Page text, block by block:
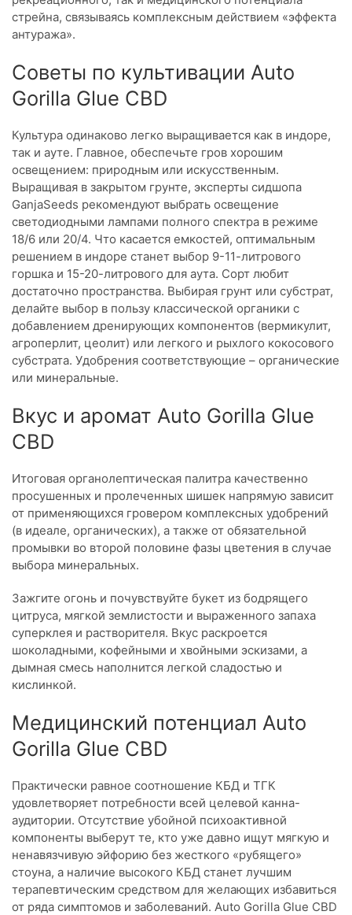
стрейна, связываясь комплексным действием «эффекта
антуража».
Советы по культивации Auto
Gorilla Glue CBD
Культура одинаково легко выращивается как в индоре,
так и ауте. Главное, обеспечьте гров хорошим
освещением: природным или искусственным.
Выращивая в закрытом грунте, эксперты сидшопа
GanjaSeeds рекомендуют выбрать освещение
светодиодными лампами полного спектра в режиме
18/6 или 20/4. Что касается емкостей, оптимальным
решением в индоре станет выбор 9-11-литрового
горшка и 15-20-литрового для аута. Сорт любит
достаточно пространства. Выбирая грунт или субстрат,
делайте выбор в пользу классической органики с
добавлением дренирующих компонентов (вермикулит,
агроперлит, цеолит) или легкого и рыхлого кокосового
субстрата. Удобрения соответствующие – органические
или минеральные.
Вкус и аромат Auto Gorilla Glue
CBD
Итоговая органолептическая палитра качественно
просушенных и пролеченных шишек напрямую зависит
от применяющихся гровером комплексных удобрений
(в идеале, органических), а также от обязательной
промывки во второй половине фазы цветения в случае
выбора минеральных.
Зажгите огонь и почувствуйте букет из бодрящего
цитруса, мягкой землистости и выраженного запаха
суперклея и растворителя. Вкус раскроется
шоколадными, кофейными и хвойными эскизами, а
дымная смесь наполнится легкой сладостью и
кислинкой.
Медицинский потенциал Auto
Gorilla Glue CBD
Практически равное соотношение КБД и ТГК
удовлетворяет потребности всей целевой канна-
аудитории. Отсутствие убойной психоактивной
компоненты выберут те, кто уже давно ищут мягкую и
ненавязчивую эйфорию без жесткого «рубящего»
стоуна, а наличие высокого КБД станет лучшим
терапевтическим средством для желающих избавиться
от ряда симптомов и заболеваний. Auto Gorilla Glue CBD